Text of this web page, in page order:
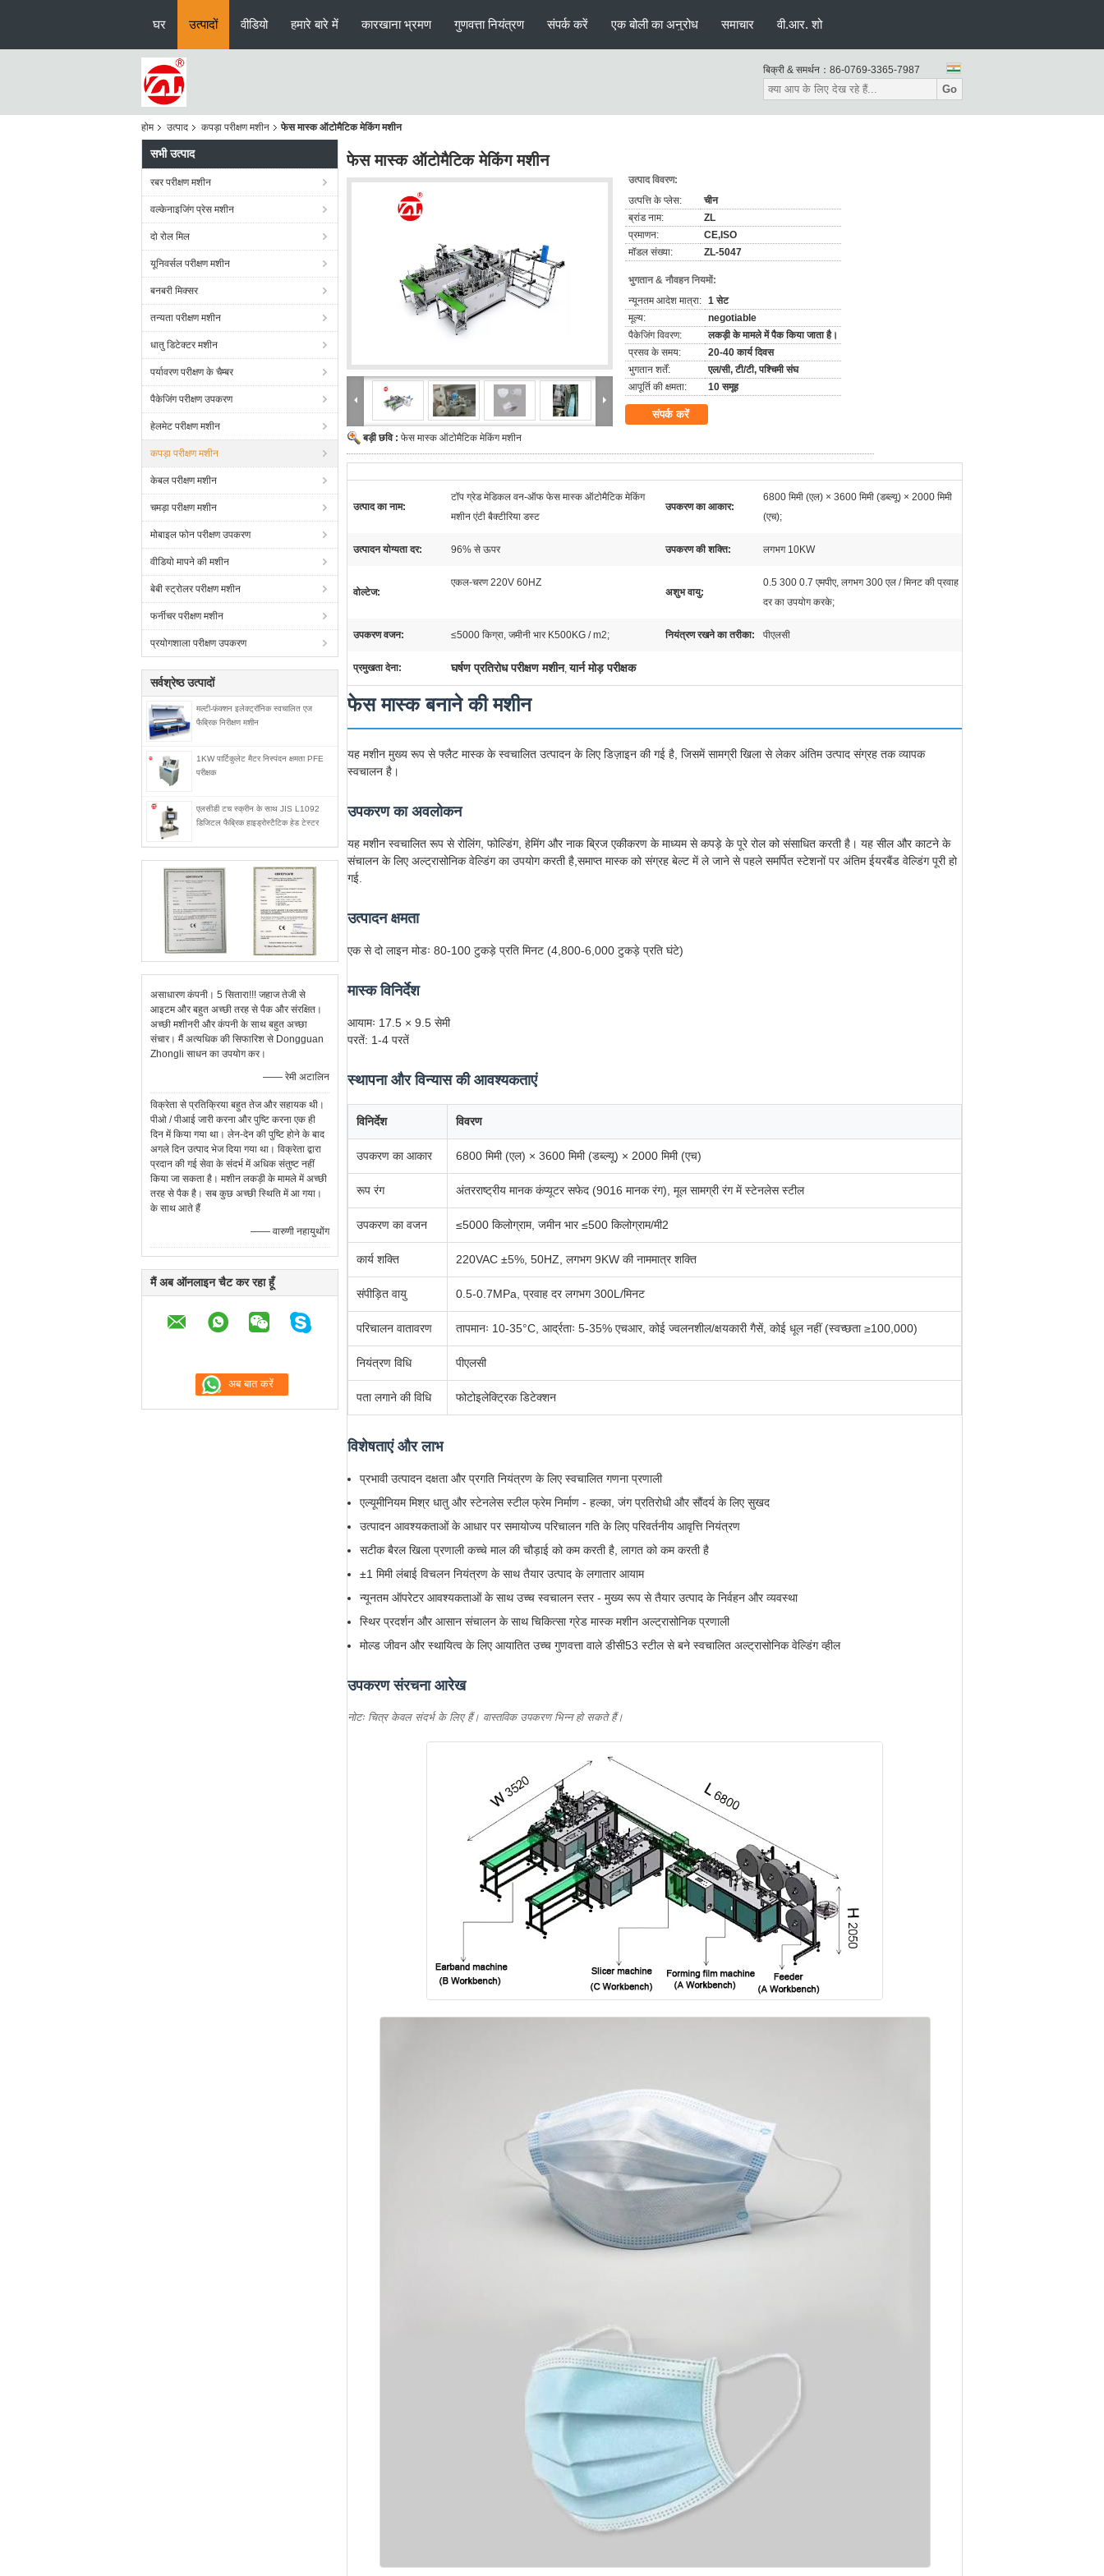
घर उत्पादों वीडियो हमारे बारे में कारखाना भ्रमण गुणवत्ता नियंत्रण संपर्क करें एक बोली का अनुरोध समाचार वी.आर. शो
बिक्री & समर्थन： 86-0769-3365-7987
Go
होम उत्पाद कपड़ा परीक्षण मशीन फेस मास्क ऑटोमैटिक मेकिंग मशीन
सभी उत्पाद
रबर परीक्षण मशीन
वल्केनाइजिंग प्रेस मशीन
दो रोल मिल
यूनिवर्सल परीक्षण मशीन
बनबरी मिक्सर
तन्यता परीक्षण मशीन
धातु डिटेक्टर मशीन
पर्यावरण परीक्षण के चैम्बर
पैकेजिंग परीक्षण उपकरण
हेलमेट परीक्षण मशीन
कपड़ा परीक्षण मशीन
केबल परीक्षण मशीन
चमड़ा परीक्षण मशीन
मोबाइल फोन परीक्षण उपकरण
वीडियो मापने की मशीन
बेबी स्ट्रोलर परीक्षण मशीन
फर्नीचर परीक्षण मशीन
प्रयोगशाला परीक्षण उपकरण
सर्वश्रेष्ठ उत्पादों
मल्टी-फ़ंक्शन इलेक्ट्रॉनिक स्वचालित एज
फैब्रिक निरीक्षण मशीन
1KW पार्टिकुलेट मैटर निस्पंदन क्षमता PFE
परीक्षक
एलसीडी टच स्क्रीन के साथ JIS L1092
डिजिटल फैब्रिक हाइड्रोस्टैटिक हेड टेस्टर
असाधारण कंपनी। 5 सितारा!!! जहाज तेजी से
आइटम और बहुत अच्छी तरह से पैक और संरक्षित।
अच्छी मशीनरी और कंपनी के साथ बहुत अच्छा
संचार। मैं अत्यधिक की सिफारिश से Dongguan
Zhongli साधन का उपयोग कर।
—— रेमी अटालिन
विक्रेता से प्रतिक्रिया बहुत तेज और सहायक थी।
पीओ / पीआई जारी करना और पुष्टि करना एक ही
दिन में किया गया था। लेन-देन की पुष्टि होने के बाद
अगले दिन उत्पाद भेज दिया गया था। विक्रेता द्वारा
प्रदान की गई सेवा के संदर्भ में अधिक संतुष्ट नहीं
किया जा सकता है। मशीन लकड़ी के मामले में अच्छी
तरह से पैक है। सब कुछ अच्छी स्थिति में आ गया।
के साथ आते हैं
—— वारुणी नहायुथोंग
मैं अब ऑनलाइन चैट कर रहा हूँ
फेस मास्क ऑटोमैटिक मेकिंग मशीन
बड़ी छवि : फेस मास्क ऑटोमैटिक मेकिंग मशीन
उत्पाद विवरण:
उत्पत्ति के प्लेस:
चीन
ब्रांड नाम:
ZL
प्रमाणन:
CE,ISO
मॉडल संख्या:
ZL-5047
भुगतान & नौवहन नियमों:
न्यूनतम आदेश मात्रा: 1 सेट
मूल्य:
negotiable
पैकेजिंग विवरण:
लकड़ी के मामले में पैक किया जाता है।
प्रसव के समय:
20-40 कार्य दिवस
भुगतान शर्तें:
एल/सी, टी/टी, पश्चिमी संघ
आपूर्ति की क्षमता:
10 समूह
संपर्क करें
उत्पाद का नाम:
टॉप ग्रेड मेडिकल वन-ऑफ फेस मास्क ऑटोमैटिक मेकिंग
मशीन एंटी बैक्टीरिया डस्ट
उपकरण का आकार:
6800 मिमी (एल) × 3600 मिमी (डब्ल्यू) × 2000 मिमी
(एच);
उत्पादन योग्यता दर: 96% से ऊपर उपकरण की शक्ति: लगभग 10KW
वोल्टेज:
एकल-चरण 220V 60HZ
अशुभ वायु:
0.5 300 0.7 एमपीए, लगभग 300 एल / मिनट की प्रवाह
दर का उपयोग करके;
उपकरण वजन: ≤5000 किग्रा, जमीनी भार K500KG / m2; नियंत्रण रखने का तरीका: पीएलसी
प्रमुखता देना: घर्षण प्रतिरोध परीक्षण मशीन,यार्न मोड़ परीक्षक
फेस मास्क बनाने की मशीन
यह मशीन मुख्य रूप से फ्लैट मास्क के स्वचालित उत्पादन के लिए डिज़ाइन की गई है, जिसमें सामग्री खिला से लेकर अंतिम उत्पाद संग्रह तक व्यापक
स्वचालन है।
उपकरण का अवलोकन
यह मशीन स्वचालित रूप से रोलिंग, फोल्डिंग, हेमिंग और नाक ब्रिज एकीकरण के माध्यम से कपड़े के पूरे रोल को संसाधित करती है। यह सील और काटने के
संचालन के लिए अल्ट्रासोनिक वेल्डिंग का उपयोग करती है,समाप्त मास्क को संग्रह बेल्ट में ले जाने से पहले समर्पित स्टेशनों पर अंतिम ईयरबैंड वेल्डिंग पूरी हो
गई.
उत्पादन क्षमता
एक से दो लाइन मोडः 80-100 टुकड़े प्रति मिनट (4,800-6,000 टुकड़े प्रति घंटे)
मास्क विनिर्देश
आयामः 17.5 × 9.5 सेमी
परतें: 1-4 परतें
स्थापना और विन्यास की आवश्यकताएं
विनिर्देश विवरण
उपकरण का आकार 6800 मिमी (एल) × 3600 मिमी (डब्ल्यू) × 2000 मिमी (एच)
रूप रंग अंतरराष्ट्रीय मानक कंप्यूटर सफेद (9016 मानक रंग), मूल सामग्री रंग में स्टेनलेस स्टील
उपकरण का वजन ≤5000 किलोग्राम, जमीन भार ≤500 किलोग्राम/मी2
कार्य शक्ति 220VAC ±5%, 50HZ, लगभग 9KW की नाममात्र शक्ति
संपीड़ित वायु 0.5-0.7MPa, प्रवाह दर लगभग 300L/मिनट
परिचालन वातावरण तापमानः 10-35°C, आर्द्रताः 5-35% एचआर, कोई ज्वलनशील/क्षयकारी गैसें, कोई धूल नहीं (स्वच्छता ≥100,000)
नियंत्रण विधि पीएलसी
पता लगाने की विधि फोटोइलेक्ट्रिक डिटेक्शन
विशेषताएं और लाभ
प्रभावी उत्पादन दक्षता और प्रगति नियंत्रण के लिए स्वचालित गणना प्रणाली
एल्यूमीनियम मिश्र धातु और स्टेनलेस स्टील फ्रेम निर्माण - हल्का, जंग प्रतिरोधी और सौंदर्य के लिए सुखद
उत्पादन आवश्यकताओं के आधार पर समायोज्य परिचालन गति के लिए परिवर्तनीय आवृत्ति नियंत्रण
सटीक बैरल खिला प्रणाली कच्चे माल की चौड़ाई को कम करती है, लागत को कम करती है
±1 मिमी लंबाई विचलन नियंत्रण के साथ तैयार उत्पाद के लगातार आयाम
न्यूनतम ऑपरेटर आवश्यकताओं के साथ उच्च स्वचालन स्तर - मुख्य रूप से तैयार उत्पाद के निर्वहन और व्यवस्था
स्थिर प्रदर्शन और आसान संचालन के साथ चिकित्सा ग्रेड मास्क मशीन अल्ट्रासोनिक प्रणाली
मोल्ड जीवन और स्थायित्व के लिए आयातित उच्च गुणवत्ता वाले डीसी53 स्टील से बने स्वचालित अल्ट्रासोनिक वेल्डिंग व्हील
उपकरण संरचना आरेख
नोटः चित्र केवल संदर्भ के लिए हैं। वास्तविक उपकरण भिन्न हो सकते हैं।